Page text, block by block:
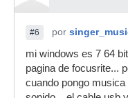
#6 por
mi windows es 7 64
pagina de focusrite...
cuando pongo musica